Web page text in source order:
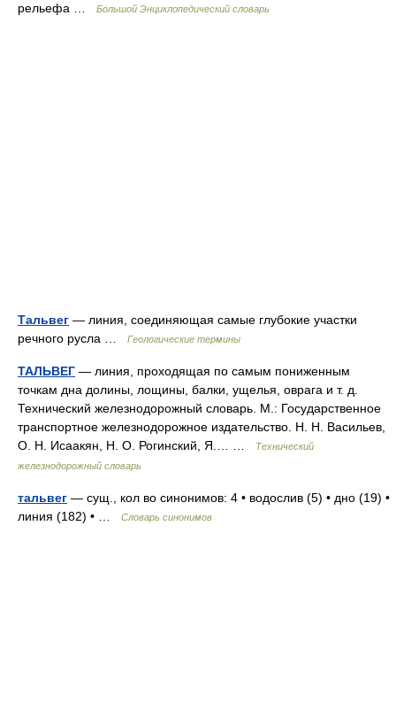
рельефа …
Большой Энциклопедический словарь
Тальвег — линия, соединяющая самые глубокие участки
речного русла …
Геологические термины
ТАЛЬВЕГ — линия, проходящая по самым пониженным
точкам дна долины, лощины, балки, ущелья, оврага и т. д.
Технический железнодорожный словарь. М.: Государственное
транспортное железнодорожное издательство. Н. Н. Васильев,
О. Н. Исаакян, Н. О. Рогинский, Я.… …
Технический
железнодорожный словарь
тальвег — сущ., кол во синонимов: 4 • водослив (5) • дно (19) •
линия (182) • …
Словарь синонимов